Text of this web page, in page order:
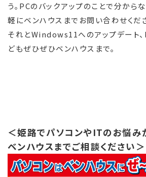
う。PCのバックアップのことで分から
軽にベンハウスまでお問い合わせくだ
それとWindows11へのアップデート
どもぜひぜひベンハウスまで。
＜姫路でパソコンやITのお悩み
ベンハウスまでご相談ください＞